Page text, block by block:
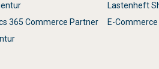
365 Commerce Partner
Lastenheft
E-